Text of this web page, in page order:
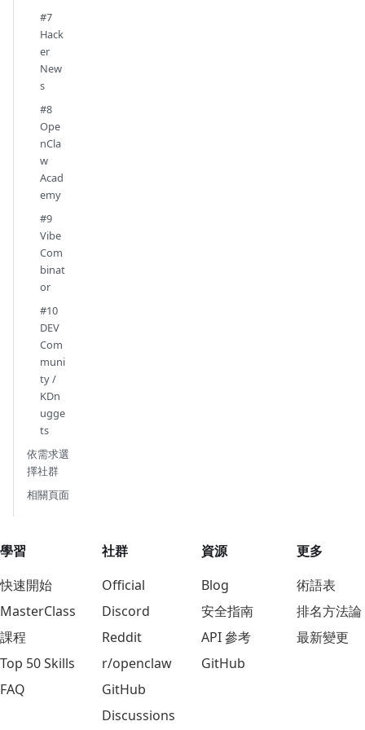
#7
Hack
er
New
s
#8
Ope
nCla
w
Acad
emy
#9
Vibe
Com
binat
or
#10
DEV
Com
muni
ty /
KDn
ugge
ts
依需求選
擇社群
相關頁面
學習
快速開始
MasterClass
課程
Top 50 Skills
FAQ
社群
Official
Discord
Reddit
r/openclaw
GitHub
Discussions
資源
Blog
安全指南
API 參考
GitHub
更多
術語表
排名方法論
最新變更